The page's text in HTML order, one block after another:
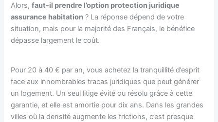
Alors,faut-il prendre l’option protection juridique
assurance habitation ? La réponse dépend de votre
situation, mais pour la majorité des Français, le bénéfice
dépasse largement le coût.
Pour 20 à 40 € par an, vous achetez la tranquillité d’esprit
face aux innombrables tracas juridiques que peut générer
un logement. Un seul litige évité ou résolu grâce à cette
garantie, et elle est amortie pour dix ans. Dans les grandes
villes où la densité augmente les frictions, c’est presque